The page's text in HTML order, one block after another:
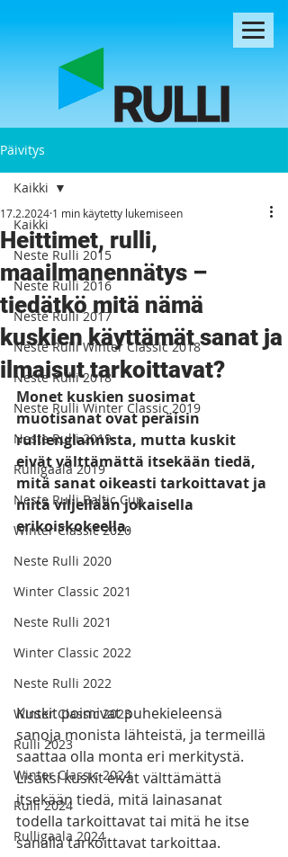
Päivitys
Kaikki
Neste Rulli 2015
Neste Rulli 2016
Neste Rulli 2017
Neste Rulli Winter Classic 2018
Neste Rulli 2018
Neste Rulli Winter Classic 2019
Neste Rulli 2019
Rulligaala 2019
Neste Rulli Baltic Cup
Winter Classic 2020
Neste Rulli 2020
Winter Classic 2021
Neste Rulli 2021
Winter Classic 2022
Neste Rulli 2022
Winter Classic 2023
Rulli 2023
Winter Classic 2024
Rulli 2024
Rulligaala 2024
Kaikki
Heittimet, rulli,
maailmanennätys –
tiedätkö mitä nämä
kuskien käyttämät sanat ja
ilmaisut tarkoittavat?
17.2.2024 1 min käytetty lukemiseen
Monet kuskien suosimat
muotisanat ovat peräisin
rullienglannista, mutta kuskit
eivät välttämättä itsekään tiedä,
mitä sanat oikeasti tarkoittavat ja
niitä viljellään jokaisella
erikoiskokeella.
Kuskit poimivat puhekieleensä
sanoja monista lähteistä, ja termeillä
saattaa olla monta eri merkitystä.
Lisäksi kuskit eivät välttämättä
itsekään tiedä, mitä lainasanat
todella tarkoittavat tai mitä he itse
sanalla tarkoittavat tarkoittaa.